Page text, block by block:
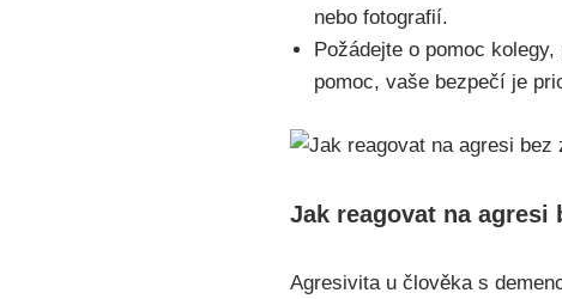
nebo fotografií.
Požádejte o pomoc
pomoc, vaše bezpečí je
Jak reagovat na agresi
Agresivita u člověka s